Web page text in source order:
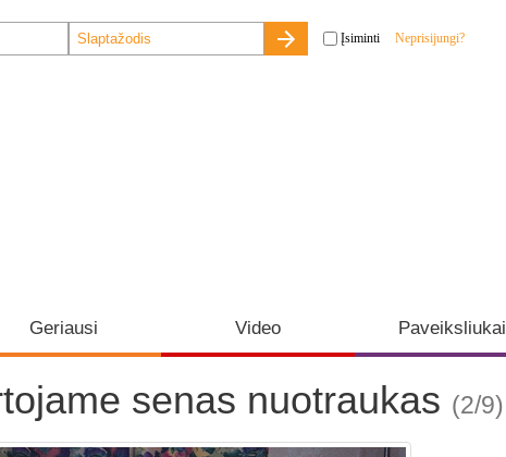
Įsiminti Neprisijungi?
Geriausi Video Paveiksliukai
senas nuotraukas (2/9)